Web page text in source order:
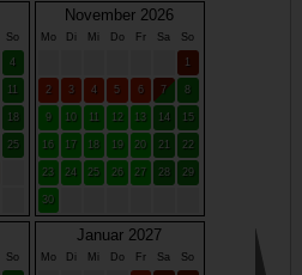
So
4
11
18
25
November 2026
Mo Di Mi Do Fr Sa So
1
2 3 4 5 6 7 8
9 10 11 12 13 14 15
16 17 18 19 20 21 22
23 24 25 26 27 28 29
30
So
Januar 2027
Mo Di Mi Do Fr Sa So